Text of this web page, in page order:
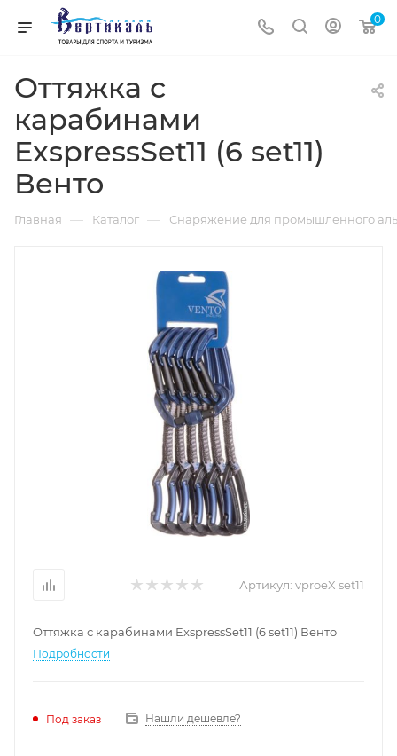
0
Оттяжка с
карабинами
ExspressSet11 (6 set11)
Венто
Главная — Каталог — Снаряжение для промышленного
Артикул: vproeX set11
Оттяжка с карабинами ExspressSet11 (6 set11) Венто
Подробности
Под заказ Нашли дешевле?